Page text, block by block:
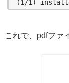
これで、pdfファ